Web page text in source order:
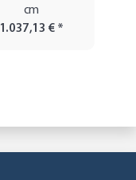
cm
1.037,13 € *